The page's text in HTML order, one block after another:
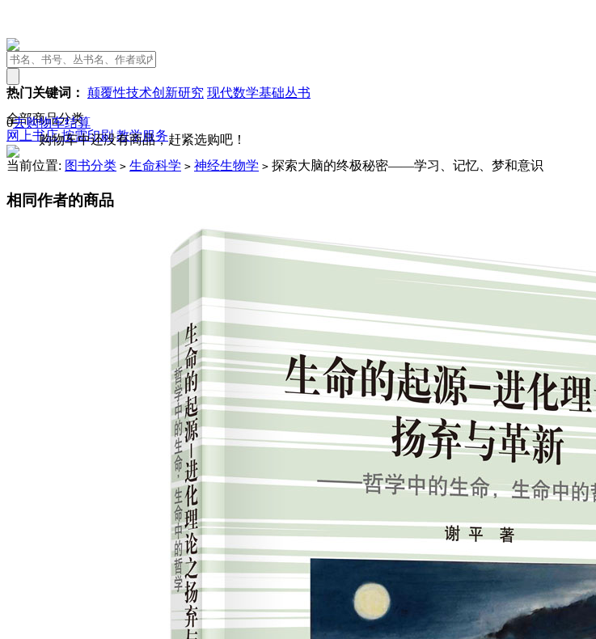
热门关键词： 颠覆性技术创新研究 现代数学基础丛书
0去购物车结算
购物车中还没有商品，赶紧选购吧！
全部商品分类
网上书店按需印刷 教学服务
当前位置: 图书分类 > 生命科学 > 神经生物学 > 探索大脑的终极秘密——学习、记忆、梦和意识
相同作者的商品